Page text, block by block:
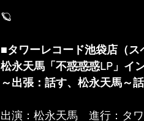
🪐
■タワーレコード池袋店（ス
松永天馬「不惑惑惑LP」イ
～出張：話す、松永天馬～
出演：松永天馬　進行：タ